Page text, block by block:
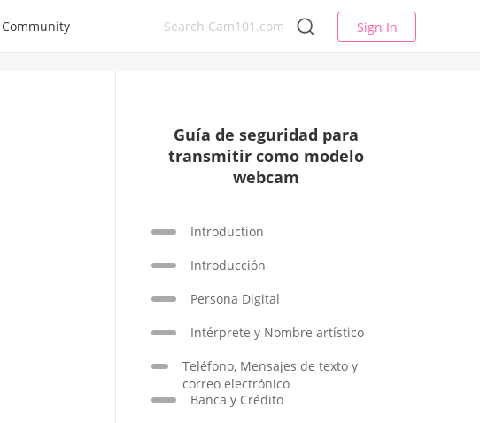
Community Sign In
Guía de seguridad para
transmitir como modelo
webcam
Introduction
Introducción
Persona Digital
Intérprete y Nombre artístico
Teléfono, Mensajes de texto y
correo electrónico
Banca y Crédito